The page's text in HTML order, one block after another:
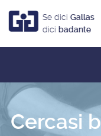
Se dici Gallas
dici badante
Cercasi